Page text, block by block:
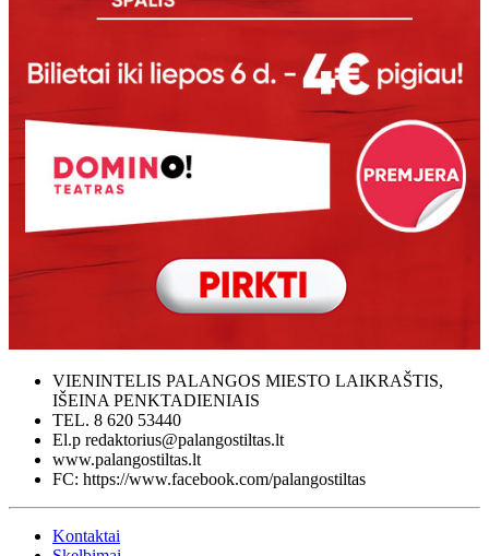
VIENINTELIS PALANGOS MIESTO LAIKRAŠTIS,
IŠEINA PENKTADIENIAIS
TEL. 8 620 53440
El.p redaktorius@palangostiltas.lt
www.palangostiltas.lt
FC: https://www.facebook.com/palangostiltas
Kontaktai